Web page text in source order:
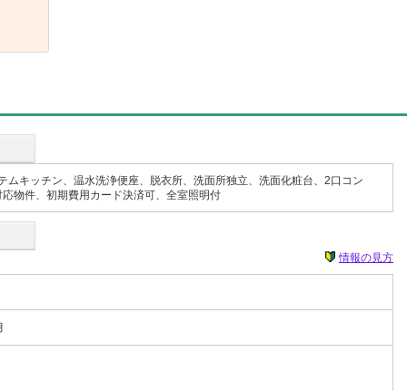
キッチン、温水洗浄便座、脱衣所、洗面所独立、洗面化粧台、2口コン
物件、初期費用カード決済可、全室照明付
情報の見方